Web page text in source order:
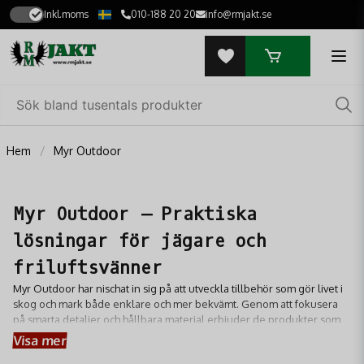
Inkl.moms 010-188 20 20 info@rmjakt.se
Hem Myr Outdoor
Myr Outdoor – Praktiska
lösningar för jägare och
friluftsvänner
Myr Outdoor har nischat in sig på att utveckla tillbehör som gör livet i
skog och mark både enklare och mer bekvämt. Genom att fokusera
på smarta detaljer och hållbara material erbjuder de produkter som
är anpassade för de specifika behov som uppstår under en lång dag
på pass eller vid lägerelden. Sortimentet präglas av en genuin
Visa mer